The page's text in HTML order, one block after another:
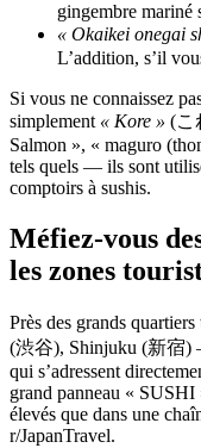
gingembre mariné
« Okaikei onegai
L’addition, s’il
Si vous ne connaissez
simplement « Kore » (こ
Salmon », « maguro
tels quels — ils sont
comptoirs à sushis.
Méfiez-vous
les zones
Près des grands
(渋谷), Shinjuku (新宿)
qui s’adressent
grand panneau «
élevés que dans une
r/JapanTravel.